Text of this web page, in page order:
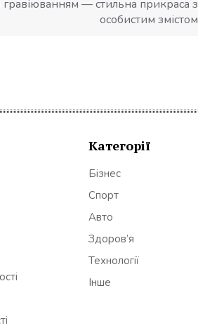
гравіюванням — стильна прикраса з
особистим змістом
Категорії
Бізнес
Спорт
Авто
Здоров’я
Технології
Інше